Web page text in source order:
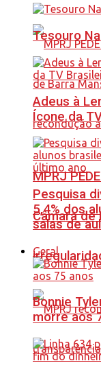
MPRJ
Câmara de
Tesouro
Adeus à
Ícone da
Pesquisa
5,4% dos
salas de
Geral
Bonnie
morre aos